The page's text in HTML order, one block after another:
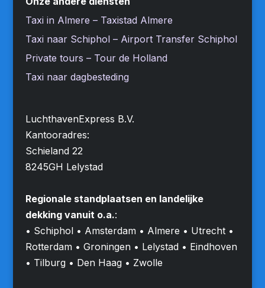
Taxi in Almere – Taxistad Almere
Taxi naar Schiphol – Airport Transfer Schiphol
Private tours – Tour de Holland
Taxi naar dagbesteding
LuchthavenExpress B.V.
Kantooradres:
Schieland 22
8245GH Lelystad
Regionale standplaatsen en landelijke
dekking vanuit o.a.:
• Schiphol • Amsterdam • Almere • Utrecht •
Rotterdam • Groningen • Lelystad • Eindhoven
• Tilburg • Den Haag • Zwolle